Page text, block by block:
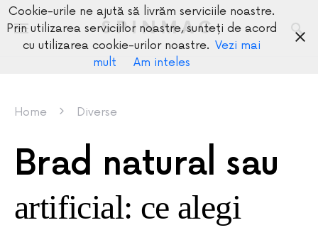
SPINMAG
Home Diverse
Brad natural sau
artificial: ce alegi
Cookie-urile ne ajută să livrăm serviciile noastre.
Prin utilizarea serviciilor noastre, sunteți de acord
cu utilizarea cookie-urilor noastre. Vezi mai
mult
Am inteles